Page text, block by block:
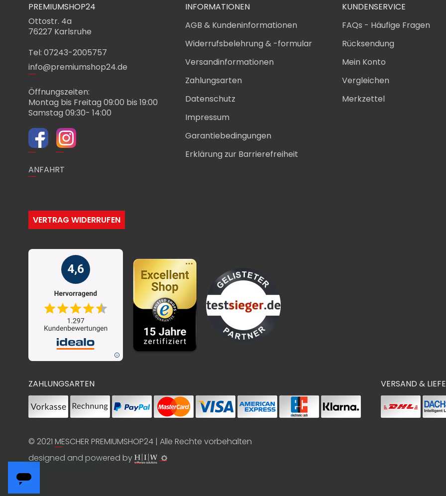
PREMIUMSHOP24
Ottostr. 4a
76227 Karlsruhe
Tel: 07243-2005757
info@premiumshop24.de
Öffnungszeiten:
Montag bis Freitag 09:00 bis 19:00
Samstag 09:30- 14:00
ANFAHRT
INFORMATIONEN
AGB & Kundeninformationen
Widerrufsbelehrung & -formular
Versandinformationen
Zahlungsarten
Datenschutz
Impressum
Garantiebedingungen
Erklärung zur Barrierefreiheit
KUNDENSERVICE
FAQs - Häufige Fragen
Rücksendung
Mein Konto
Vergleichen
Merkzettel
VERTRAG WIDERRUFEN
ZAHLUNGSARTEN VERSAND &
© 2021 MESCHER PREMIUMSHOP24 | Alle Rechte vorbehalten
designed and powered by